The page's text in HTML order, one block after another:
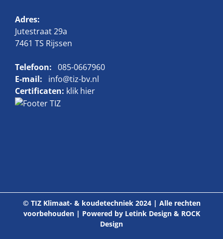
Adres:
Jutestraat 29a
7461 TS Rijssen
Telefoon: 085-0667960
E-mail:
info@tiz-bv.nl
Certificaten: klik hier
© TIZ Klimaat- & koudetechniek 2024 | Alle rechten
voorbehouden | Powered by Letink Design& ROCK
Design